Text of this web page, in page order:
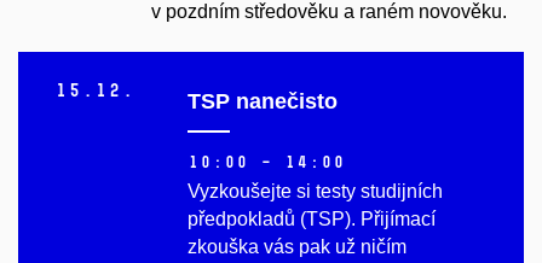
v pozdním středověku a raném novověku.
15. 12. TSP nanečisto
10:00 – 14:00
Vyzkoušejte si testy studijních
předpokladů (TSP). Přijímací
zkouška vás pak už ničím